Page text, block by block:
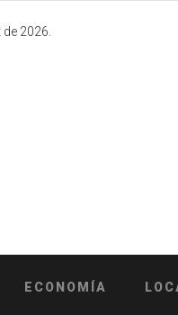
2026.
ECONOMÍA